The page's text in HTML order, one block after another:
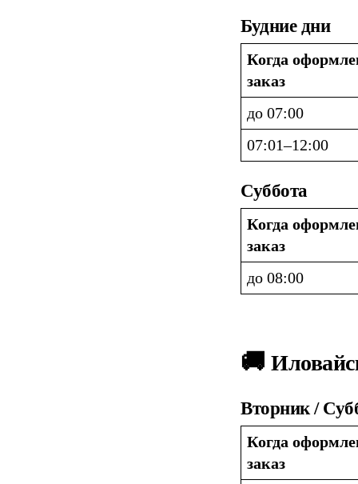
Будние дни
Когда
заказ
до 07:00
07:01–12:00
Суббота
Когда
заказ
до 08:00
🚚
Вторник /
Когда
заказ